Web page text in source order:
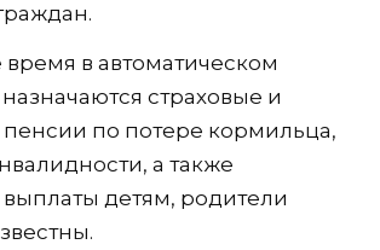
в автоматическом
страховые и
по потере кормильца,
а также
детям, родители